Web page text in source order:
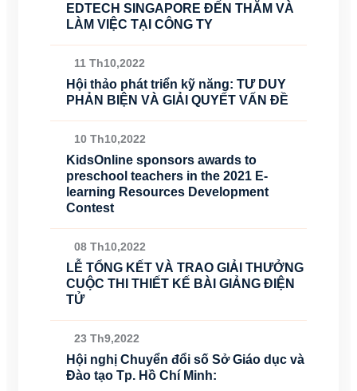
EDTECH SINGAPORE ĐẾN THĂM VÀ
LÀM VIỆC TẠI CÔNG TY
11 Th10,2022
Hội thảo phát triển kỹ năng: TƯ DUY
PHẢN BIỆN VÀ GIẢI QUYẾT VẤN ĐỀ
10 Th10,2022
KidsOnline sponsors awards to
preschool teachers in the 2021 E-
learning Resources Development
Contest
08 Th10,2022
LỄ TỔNG KẾT VÀ TRAO GIẢI THƯỞNG
CUỘC THI THIẾT KẾ BÀI GIẢNG ĐIỆN
TỬ
23 Th9,2022
Hội nghị Chuyển đổi số Sở Giáo dục và
Đào tạo Tp. Hồ Chí Minh: